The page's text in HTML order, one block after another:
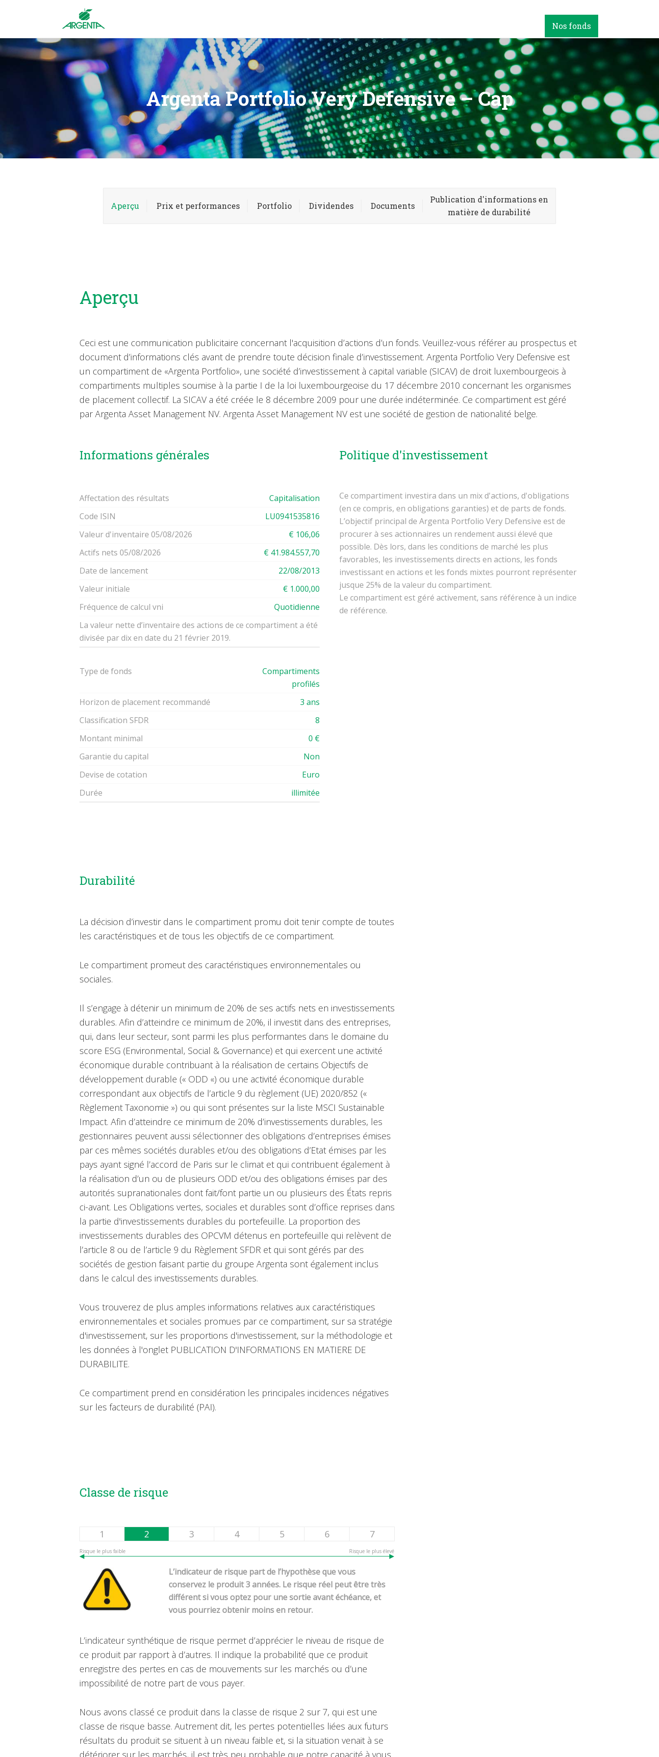
Nos fonds
Argenta Portfolio Very Defensive – Cap
Aperçu Prix et performances Portfolio Dividendes Documents
Publication d'informations en
matière de durabilité
Aperçu
Ceci est une communication publicitaire concernant l'acquisition d’actions d’un fonds. Veuillez-vous référer au prospectus et
document d’informations clés avant de prendre toute décision finale d’investissement. Argenta Portfolio Very Defensive est
un compartiment de «Argenta Portfolio», une société d’investissement à capital variable (SICAV) de droit luxembourgeois à
compartiments multiples soumise à la partie I de la loi luxembourgeoise du 17 décembre 2010 concernant les organismes
de placement collectif. La SICAV a été créée le 8 décembre 2009 pour une durée indéterminée. Ce compartiment est géré
par Argenta Asset Management NV. Argenta Asset Management NV est une société de gestion de nationalité belge.
Informations générales
Affectation des résultats
Capitalisation
Code ISIN
LU0941535816
Valeur d'inventaire 05/08/2026
€ 106,06
Actifs nets 05/08/2026
€ 41.984.557,70
Date de lancement
22/08/2013
Valeur initiale
€ 1.000,00
Fréquence de calcul vni
Quotidienne
La valeur nette d’inventaire des actions de ce compartiment a été
divisée par dix en date du 21 février 2019.
Type de fonds
Compartiments
profilés
Horizon de placement recommandé
3 ans
Classification SFDR
8
Montant minimal
0 €
Garantie du capital
Non
Devise de cotation
Euro
Durée
illimitée
Politique d'investissement
Ce compartiment investira dans un mix d'actions, d'obligations
(en ce compris, en obligations garanties) et de parts de fonds.
L’objectif principal de Argenta Portfolio Very Defensive est de
procurer à ses actionnaires un rendement aussi élevé que
possible. Dès lors, dans les conditions de marché les plus
favorables, les investissements directs en actions, les fonds
investissant en actions et les fonds mixtes pourront représenter
jusque 25% de la valeur du compartiment.
Le compartiment est géré activement, sans référence à un indice
de référence.
Durabilité
La décision d’investir dans le compartiment promu doit tenir compte de toutes
les caractéristiques et de tous les objectifs de ce compartiment.
Le compartiment promeut des caractéristiques environnementales ou
sociales.
Il s’engage à détenir un minimum de 20% de ses actifs nets en investissements
durables. Afin d’atteindre ce minimum de 20%, il investit dans des entreprises,
qui, dans leur secteur, sont parmi les plus performantes dans le domaine du
score ESG (Environmental, Social & Governance) et qui exercent une activité
économique durable contribuant à la réalisation de certains Objectifs de
développement durable (« ODD «) ou une activité économique durable
correspondant aux objectifs de l’article 9 du règlement (UE) 2020/852 («
Règlement Taxonomie ») ou qui sont présentes sur la liste MSCI Sustainable
Impact. Afin d’atteindre ce minimum de 20% d’investissements durables, les
gestionnaires peuvent aussi sélectionner des obligations d’entreprises émises
par ces mêmes sociétés durables et/ou des obligations d’Etat émises par les
pays ayant signé l’accord de Paris sur le climat et qui contribuent également à
la réalisation d’un ou de plusieurs ODD et/ou des obligations émises par des
autorités supranationales dont fait/font partie un ou plusieurs des États repris
ci-avant. Les Obligations vertes, sociales et durables sont d’office reprises dans
la partie d'investissements durables du portefeuille. La proportion des
investissements durables des OPCVM détenus en portefeuille qui relèvent de
l’article 8 ou de l’article 9 du Règlement SFDR et qui sont gérés par des
sociétés de gestion faisant partie du groupe Argenta sont également inclus
dans le calcul des investissements durables.
Vous trouverez de plus amples informations relatives aux caractéristiques
environnementales et sociales promues par ce compartiment, sur sa stratégie
d'investissement, sur les proportions d'investissement, sur la méthodologie et
les données à l'onglet PUBLICATION D'INFORMATIONS EN MATIERE DE
DURABILITE.
Ce compartiment prend en considération les principales incidences négatives
sur les facteurs de durabilité (PAI).
Classe de risque
1 2 3 4 5 6 7
Risque le plus faible Risque le plus élevé
L’indicateur de risque part de l’hypothèse que vous
conservez le produit 3 années. Le risque réel peut être très
différent si vous optez pour une sortie avant échéance, et
vous pourriez obtenir moins en retour.
L’indicateur synthétique de risque permet d’apprécier le niveau de risque de
ce produit par rapport à d’autres. Il indique la probabilité que ce produit
enregistre des pertes en cas de mouvements sur les marchés ou d’une
impossibilité de notre part de vous payer.
Nous avons classé ce produit dans la classe de risque 2 sur 7, qui est une
classe de risque basse. Autrement dit, les pertes potentielles liées aux futurs
résultats du produit se situent à un niveau faible et, si la situation venait à se
détériorer sur les marchés, il est très peu probable que notre capacité à vous